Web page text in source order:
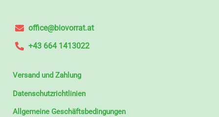
office@biovorrat.at
+43 664 1413022
Versand und Zahlung
Datenschutzrichtlinien
Allgemeine Geschäftsbedingungen